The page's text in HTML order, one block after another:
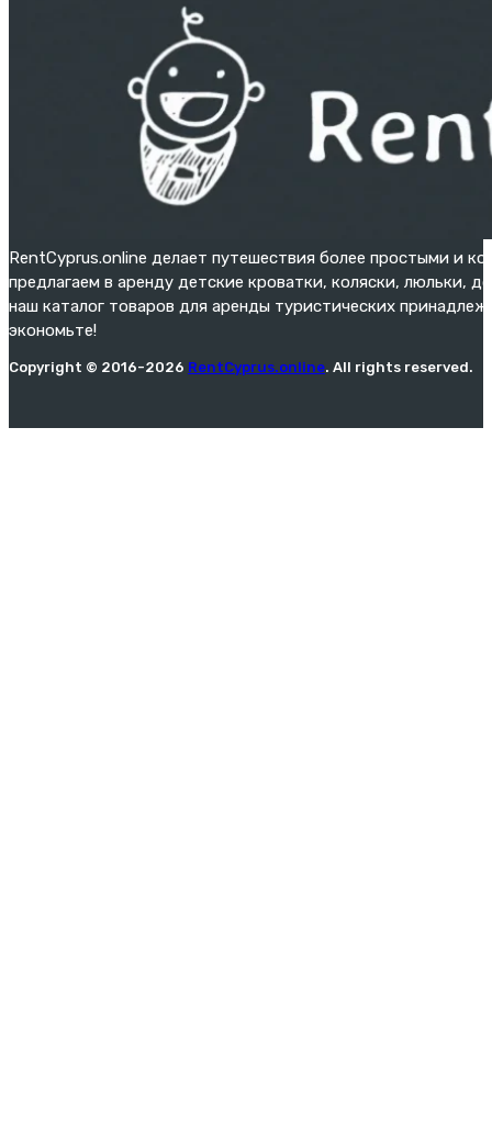
RentCyprus.online делает путешествия более простыми и
предлагаем в аренду детские кроватки, коляски, люльки,
наш каталог товаров для аренды туристических
экономьте!
Copyright © 2016-2026 RentCyprus.online. All rights reserved.